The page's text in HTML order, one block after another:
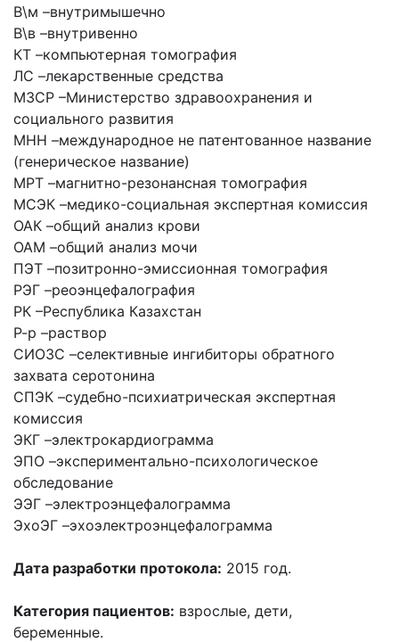
В\м –внутримышечно
В\в –внутривенно
КТ –компьютерная томография
ЛС –лекарственные средства
МЗСР –Министерство здравоохранения и
социального развития
МНН –международное не патентованное название
(генерическое название)
МРТ –магнитно-резонансная томография
МСЭК –медико-социальная экспертная комиссия
ОАК –общий анализ крови
ОАМ –общий анализ мочи
ПЭТ –позитронно-эмиссионная томография
РЭГ –реоэнцефалография
РК –Республика Казахстан
Р-р –раствор
СИОЗС –селективные ингибиторы обратного
захвата серотонина
СПЭК –судебно-психиатрическая экспертная
комиссия
ЭКГ –электрокардиограмма
ЭПО –экспериментально-психологическое
обследование
ЭЭГ –электроэнцефалограмма
ЭхоЭГ –эхоэлектроэнцефалограмма
Дата разработки протокола: 2015 год.
Категория пациентов: взрослые, дети,
беременные.